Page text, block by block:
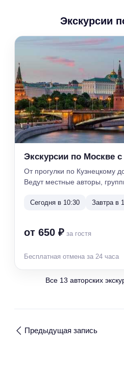
Экскурсии
Экскурсии по Москве
От прогулки по Кузнецкому
Ведут местные авторы,
Сегодня в 10:30 Завтра в
от 650 ₽ за гостя
Бесплатная отмена за 24 часа
Все 13 авторских
Предыдущая запись